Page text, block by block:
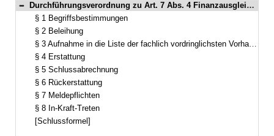
Bereich reduzieren
Durchführungsverordnung zu Art. 7 Abs. 4 Finanzausgleichsgesetz (Altlasten FAG-Durchführungsverordnung – FAG DV-Altlasten) Vom 10. Mai 2001 (GVBl. S. 265) BayRS 605-15-U (§§ 1–8)
§ 1 Begriffsbestimmungen
§ 2 Beleihung
§ 3 Aufnahme in die Liste der fachlich vordringlichsten Vorhaben
§ 4 Erstattung
§ 5 Schlussabrechnung
§ 6 Rückerstattung
§ 7 Meldepflichten
§ 8 In-Kraft-Treten
[Schlussformel]